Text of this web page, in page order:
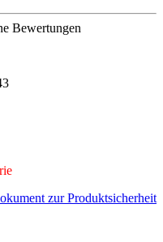
Bewertungen
zur Produktsicherheit